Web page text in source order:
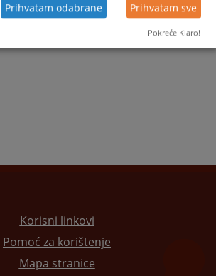
Korisni linkovi
Pomoć za korištenje
Mapa stranice
Prihvatam odabrane Prihvatam sve
Pokreće Klaro!